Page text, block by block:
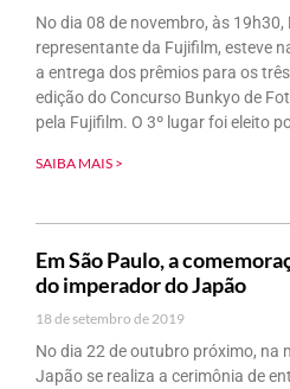
No dia 08 de novembro, às 19h30,
representante da Fujifilm, esteve
a entrega dos prêmios para os
edição do Concurso Bunkyo de
pela Fujifilm. O 3º lugar foi eleito
SAIBA MAIS >
Em São Paulo, a
do imperador do Japão
18 de setembro de 2019
No dia 22 de outubro próximo, na
Japão se realiza a cerimônia de